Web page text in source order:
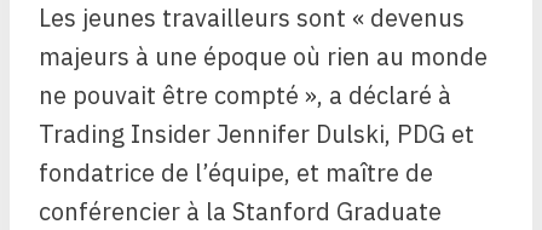
Les jeunes travailleurs sont « devenus
majeurs à une époque où rien au monde
ne pouvait être compté », a déclaré à
Trading Insider Jennifer Dulski, PDG et
fondatrice de l’équipe, et maître de
conférencier à la Stanford Graduate